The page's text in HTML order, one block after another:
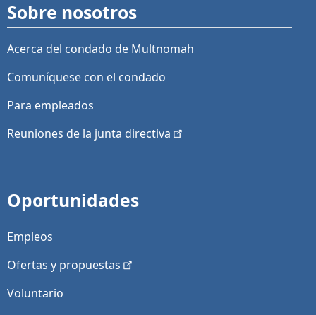
Sobre nosotros
Acerca del condado de Multnomah
Comuníquese con el condado
Para empleados
Reuniones de la junta directiva
Oportunidades
Empleos
Ofertas y propuestas
Voluntario